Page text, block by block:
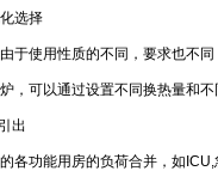
选择
于使用性质的不同，要求也不
，可以通过设置不同换热量和
出
各功能用房的负荷合并，如